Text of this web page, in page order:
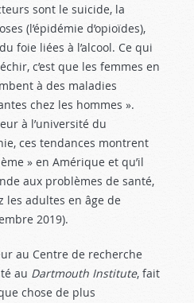
sont le suicide, la
(l’épidémie d’opioïdes),
foie liées à l’alcool. Ce qui
c’est que les femmes en
à des maladies
chez les hommes ».
à l’université du
ces tendances montrent
» en Amérique et qu’il
aux problèmes de santé,
les adultes en âge de
2019).
au Centre de recherche
au Dartmouth Institute, fait
chose de plus